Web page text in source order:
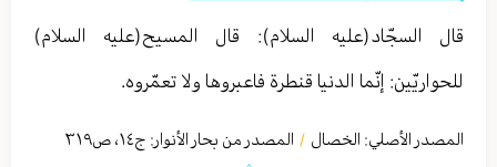
قال السجّاد(عليه السلام): قال المسيح(عليه السلام)
للحواريّين: إنّما الدنيا قنطرة فاعبروها ولا تعمّروه.
المصدر الأصلي: الخصال / المصدر من بحار الأنوار: ج١٤، ص٣١٩